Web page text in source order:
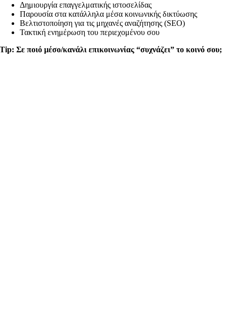
Δημιουργία επαγγελματικής ιστοσελίδας
Παρουσία στα κατάλληλα μέσα κοινωνικής δικτύωσης
Βελτιστοποίηση για τις μηχανές αναζήτησης (SEO)
Τακτική ενημέρωση του περιεχομένου σου
Tip: Σε ποιό μέσο/κανάλι επικοινωνίας “συχνάζει” το κοινό σου;